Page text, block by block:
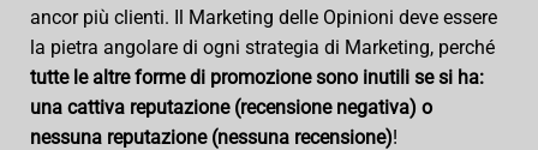
ancor più clienti. Il Marketing delle Opinioni deve essere
la pietra angolare di ogni strategia di Marketing, perché
tutte le altre forme di promozione sono inutili se si ha:
una cattiva reputazione (recensione negativa) o
nessuna reputazione (nessuna recensione)!